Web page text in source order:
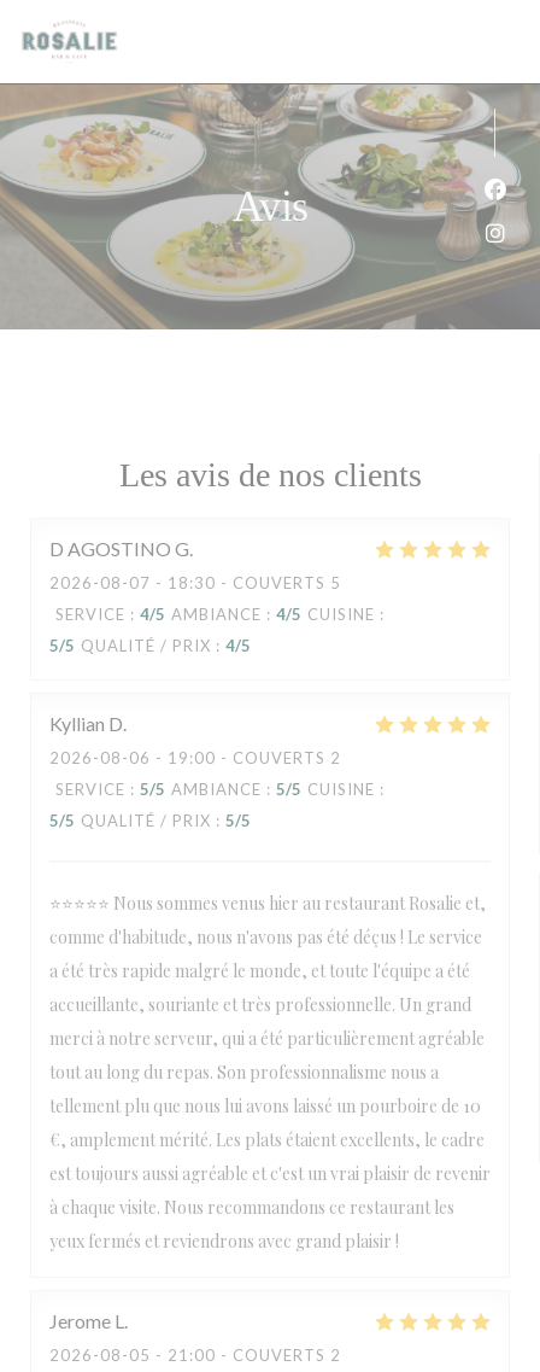
Personnalisation de vos choix en matière de cookies
Avis
Les avis de nos clients
D AGOSTINO G
2026-08-07 - 18:30 - COUVERTS 5
SERVICE : 4/5 AMBIANCE : 4/5 CUISINE :
5/5 QUALITÉ / PRIX : 4/5
Kyllian D
2026-08-06 - 19:00 - COUVERTS 2
SERVICE : 5/5 AMBIANCE : 5/5 CUISINE :
5/5 QUALITÉ / PRIX : 5/5
⭐⭐⭐⭐⭐ Nous sommes venus hier au restaurant Rosalie et,
comme d'habitude, nous n'avons pas été déçus ! Le service
a été très rapide malgré le monde, et toute l'équipe a été
accueillante, souriante et très professionnelle. Un grand
merci à notre serveur, qui a été particulièrement agréable
tout au long du repas. Son professionnalisme nous a
tellement plu que nous lui avons laissé un pourboire de 10
€, amplement mérité. Les plats étaient excellents, le cadre
est toujours aussi agréable et c'est un vrai plaisir de revenir
à chaque visite. Nous recommandons ce restaurant les
yeux fermés et reviendrons avec grand plaisir !
Jerome L
2026-08-05 - 21:00 - COUVERTS 2